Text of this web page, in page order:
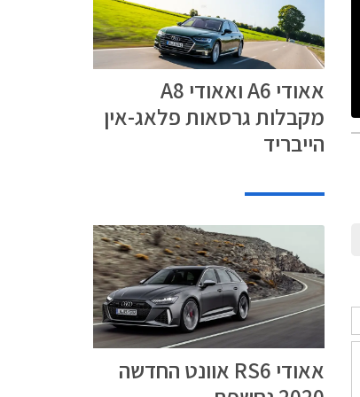
אאודי A6 ואאודי A8
מקבלות גרסאות פלאג-אין
הייבריד
אאודי RS6 אוונט החדשה